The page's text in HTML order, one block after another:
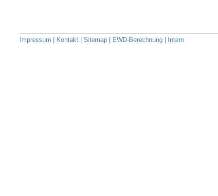
Impressum Kontakt Sitemap EWD-Berechnung Intern